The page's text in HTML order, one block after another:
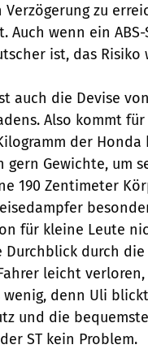
zu
Auch wenn ein
ist, das
auch die Devise
Also kommt
der
Gewichte, um
190 Zentimeter
für kleine Leute
durch
leicht
denn Uli
und die
ST kein Problem.